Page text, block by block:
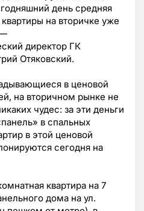
день средняя
на вторичке уже
директор ГК
Отяковский.
в ценовой
на вторичном рынке не
чудес: за эти деньги
в спальных
в этой ценовой
сегодня на
квартира на 7
дома на ул.